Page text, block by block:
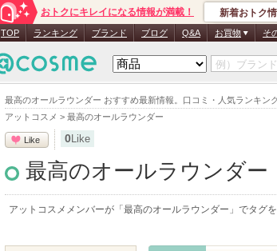
最高のオールラウンダー おすすめ最新情報。口コミ・人気ランキン
アットコスメ > 最高のオールラウンダー
おトクにキレイになる情報が満載！ 新着おトク
TOP ランキング ブランド ブログ Q&A お買物 そ
Like 0Like
最高のオールラウンダー
アットコスメメンバーが「 最高のオールラウンダー 」でタグ